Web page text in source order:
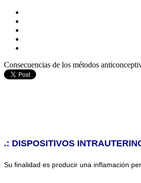
Consecuencias de los métodos
.: DISPOSITIVOS
Su finalidad es producir una inflamación